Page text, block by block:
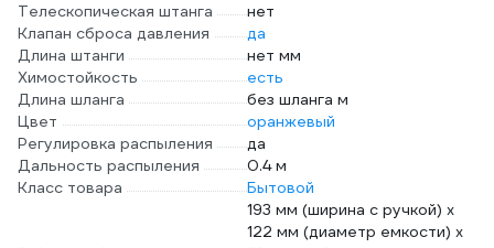
Телескопическая штанга
нет
Клапан сброса давления
да
Длина штанги
нет мм
Химостойкость
есть
Длина шланга
без шланга м
Цвет
оранжевый
Регулировка распыления
да
Дальность распыления
0.4 м
Класс товара
Бытовой
193 мм (ширина с ручкой) х
122 мм (диаметр емкости) х